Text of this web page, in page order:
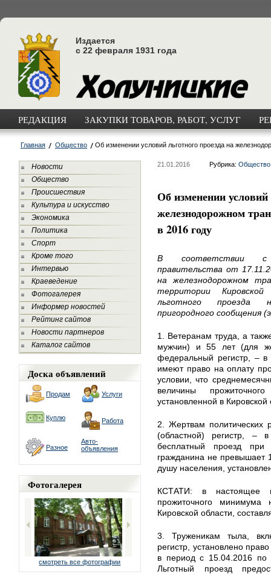
Издается
с 22 февраля 1931 года
РЕДАКЦИЯ ЗАКУПКИ ТОВАРОВ, РАБОТ, УСЛУГ
Главная Общество Об изменении условий льготного проезда на
Новости
Общество
Происшествия
Культура и искусство
Экономика
Политика
Спорт
Кроме того
Интервью
Краеведение
Фотогалерея
Информер новостей
Рейтинг сайтов
Новости партнеров
Каталог сайтов
Доска объявлений
Продам Услуги
Куплю Работа
Разное
Авто-
объявления
Фотогалерея
смотреть все фотографии
21.01.2016 Рубрика: Общество
Об изменении условий
железнодорожном
в 2016 году
В соответствии с
правительства от
на железнодорожном
территории
льготного проезда
пригородного сообщения
1. Ветеранам труда, а
мужчин) и 55 лет (для
федеральный регистр, –
имеют право на оплату
условии, что
величины
установленной в Кировской
2. Жертвам политических
(областной) регистр, –
бесплатный проезд при
гражданина не превышает
душу населения,
КСТАТИ: в настоящее
прожиточного минимума
Кировской области,
3. Труженикам тыла,
регистр, установлено
в период с 15.04.2016 по
Льготный проезд